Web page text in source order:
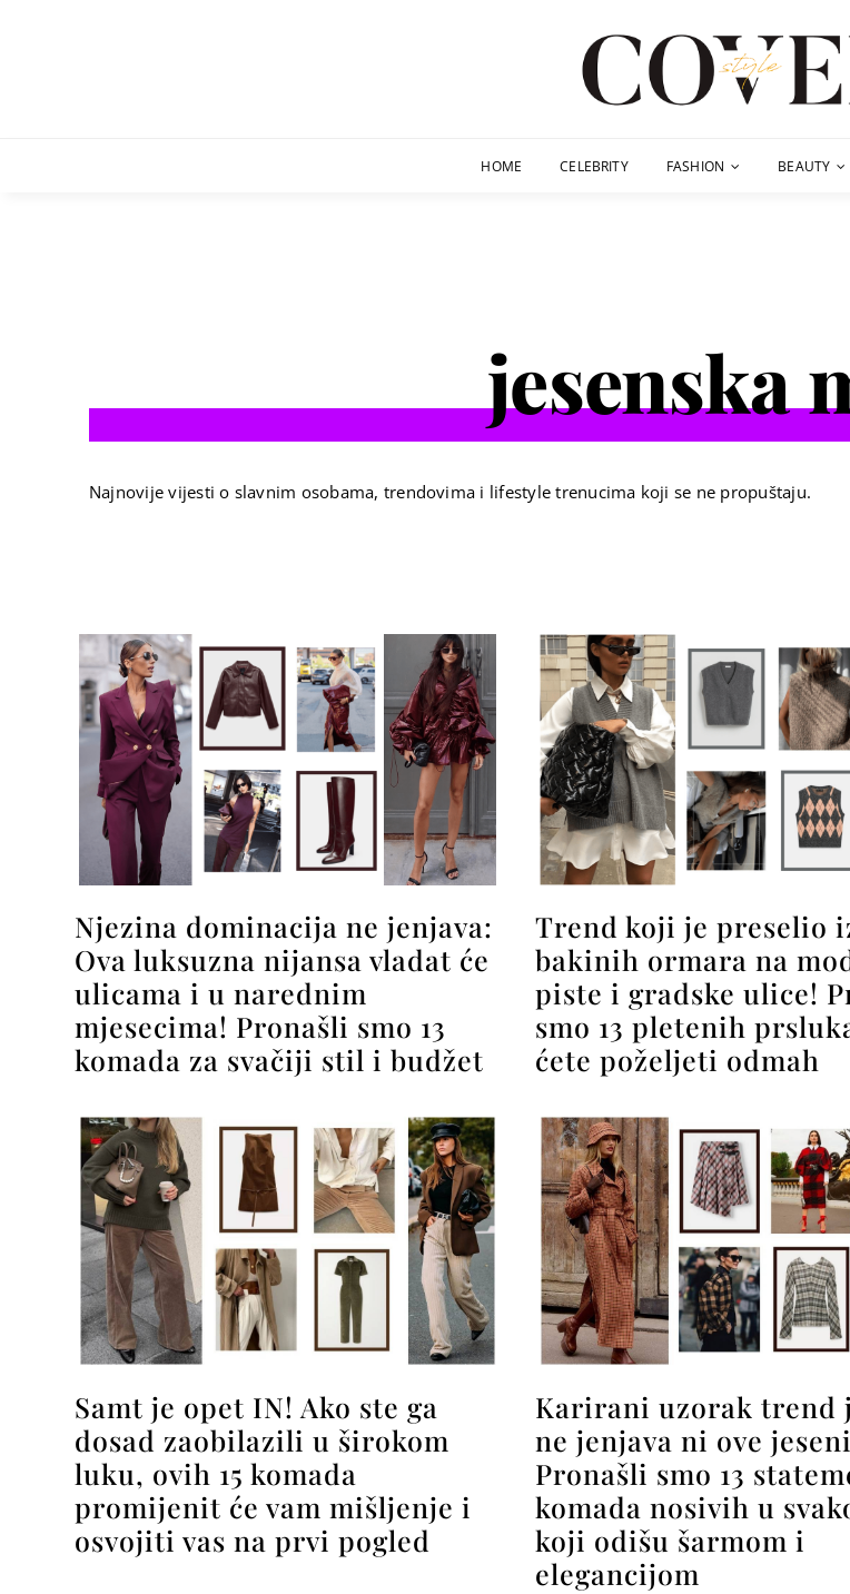
HOME CELEBRITY FASHION BEAUTY
jesenska
Najnovije vijesti o slavnim osobama, trendovima i lifestyle trenucima koji se ne propuštaju.
Njezina dominacija ne jenjava:
Ova luksuzna nijansa vladat će
ulicama i u narednim
mjesecima! Pronašli smo 13
komada za svačiji stil i budžet
Trend koji je preselio
bakinih ormara na
piste i gradske ulice!
smo 13 pletenih
ćete poželjeti odmah
Samt je opet IN! Ako ste ga
dosad zaobilazili u širokom
luku, ovih 15 komada
promijenit će vam mišljenje i
osvojiti vas na prvi pogled
Karirani uzorak trend
ne jenjava ni ove
Pronašli smo 13
komada nosivih u
koji odišu šarmom i
elegancijom